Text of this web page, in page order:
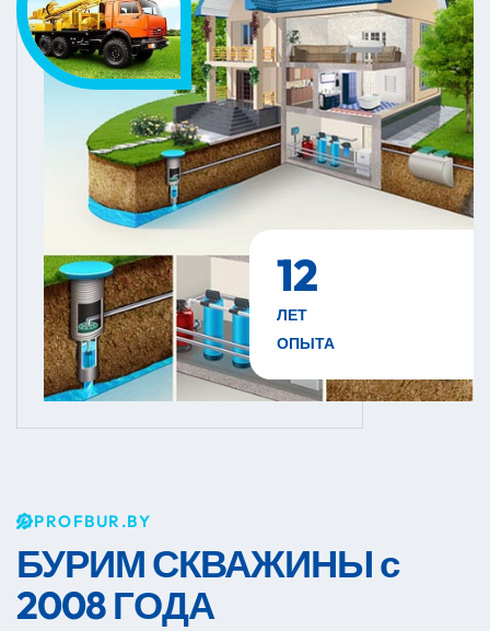
12
ЛЕТ
ОПЫТА
PROFBUR.BY
БУРИМ СКВАЖИНЫс
2008 ГОДА